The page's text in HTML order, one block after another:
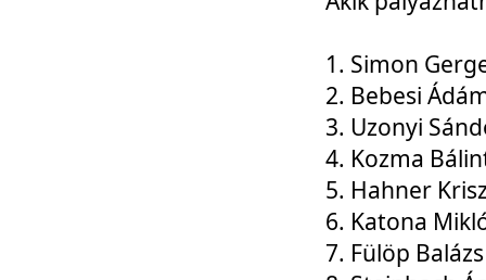
1. Simon
2. Bebesi
3. Uzonyi
4. Kozma
5. Hahner
6. Katona
7. Fülöp Balázs